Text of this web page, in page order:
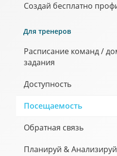
Создай бесплатно
Для тренеров
Расписание команд /
задания
Доступность
Посещаемость
Обратная связь
Планируй & Анализируй